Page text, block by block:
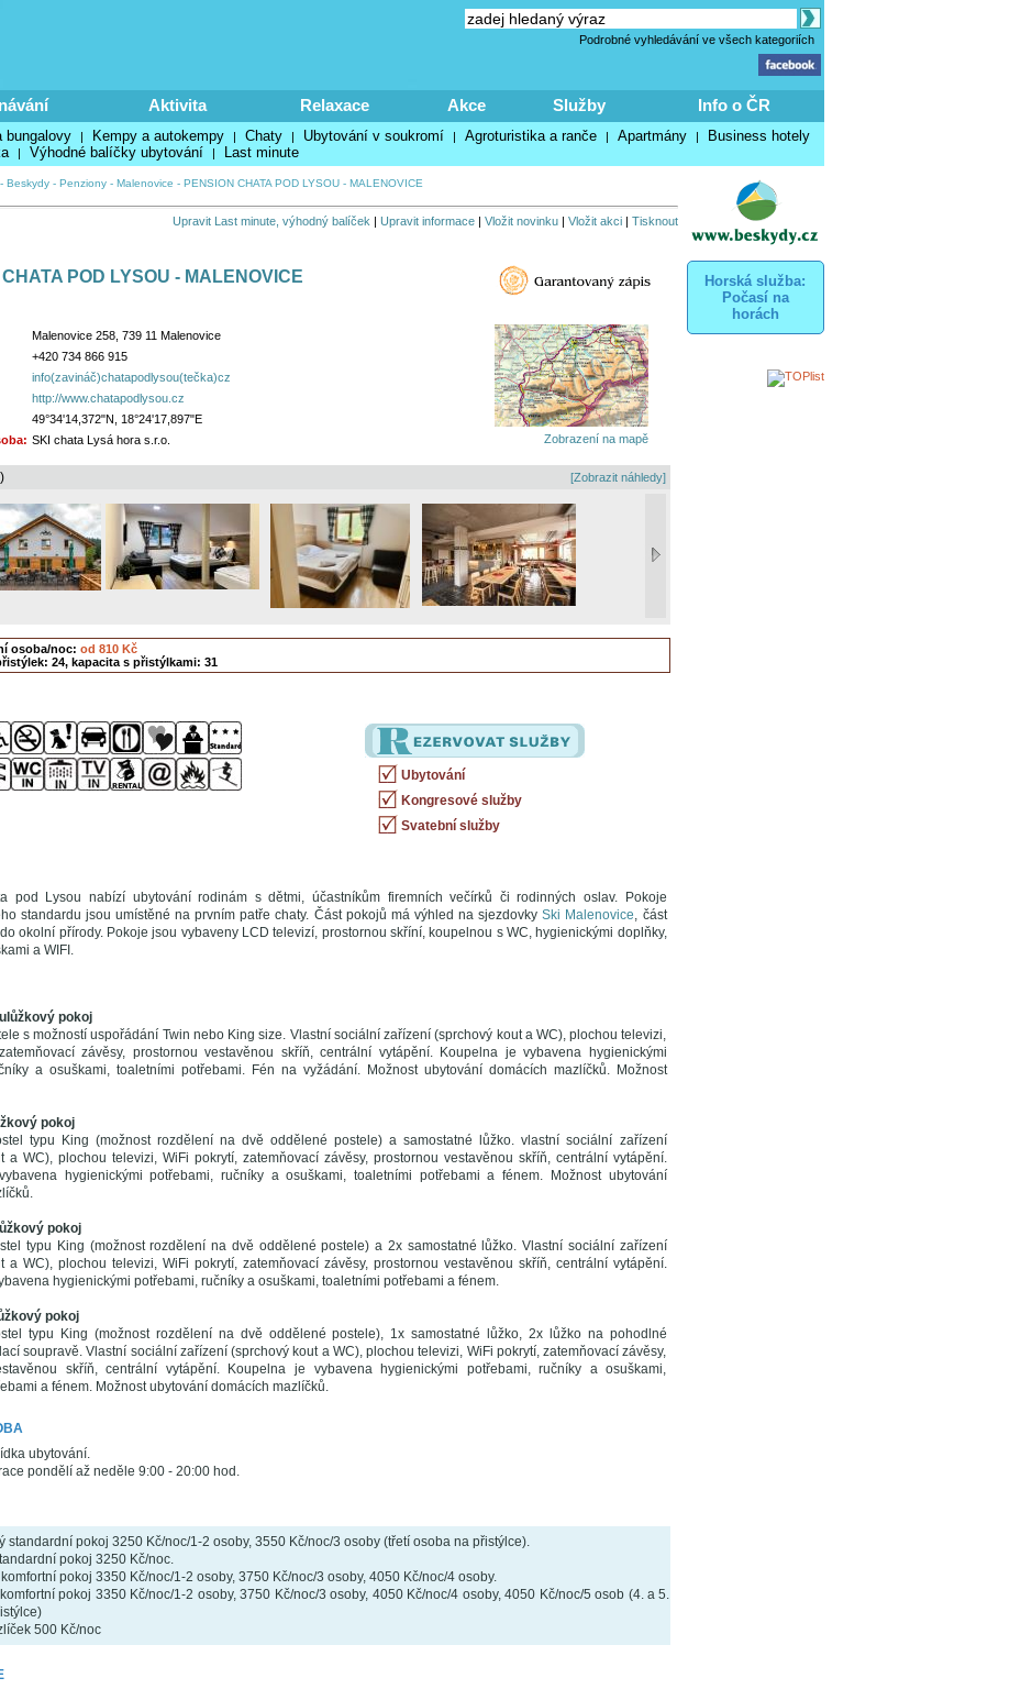
Podrobné vyhledávání ve všech kategoriích
Aktivita Relaxace Akce Služby Info o ČR
bungalovy | Kempy a autokempy | Chaty | Ubytování v soukromí | Agroturistika a ranče | Apartmány | Business hotely
| Výhodné balíčky ubytování | Last minute
Beskydy- Penziony- Malenovice - PENSION CHATA POD LYSOU - MALENOVICE
Upravit Last minute, výhodný balíček | Upravit informace| Vložit novinku| Vložit akci| Tisknout
CHATA POD LYSOU - MALENOVICE
Malenovice 258, 739 11 Malenovice
+420 734 866 915
info(zavináč)chatapodlysou(tečka)cz
http://www.chatapodlysou.cz
49°34'14,372"N, 18°24'17,897"E
SKI chata Lysá hora s.r.o. Zobrazení na mapě
[Zobrazit náhledy]
osoba/noc: od 810 Kč
24, kapacita s přistýlkami: 31
Ubytování
Kongresové služby
Svatební služby
pod Lysou nabízí ubytování rodinám s dětmi, účastníkům firemních večírků či rodinných oslav. Pokoje
standardu jsou umístěné na prvním patře chaty. Část pokojů má výhled na sjezdovkySki Malenovice, část
okolní přírody. Pokoje jsou vybaveny LCD televizí, prostornou skříní, koupelnou s WC, hygienickými doplňky,
a WIFI.
pokoj
s možností uspořádání Twin nebo King size. Vlastní sociální zařízení (sprchový kout a WC), plochou televizi,
závěsy, prostornou vestavěnou skříň, centrální vytápění. Koupelna je vybavena hygienickými
a osuškami, toaletními potřebami. Fén na vyžádání. Možnost ubytování domácích mazlíčků. Možnost
pokoj
typu King (možnost rozdělení na dvě oddělené postele) a samostatné lůžko. vlastní sociální zařízení
a WC), plochou televizi, WiFi pokrytí, zatemňovací závěsy, prostornou vestavěnou skříň, centrální vytápění.
hygienickými potřebami, ručníky a osuškami, toaletními potřebami a fénem. Možnost ubytování
pokoj
typu King (možnost rozdělení na dvě oddělené postele) a 2x samostatné lůžko. Vlastní sociální zařízení
a WC), plochou televizi, WiFi pokrytí, zatemňovací závěsy, prostornou vestavěnou skříň, centrální vytápění.
hygienickými potřebami, ručníky a osuškami, toaletními potřebami a fénem.
pokoj
typu King (možnost rozdělení na dvě oddělené postele), 1x samostatné lůžko, 2x lůžko na pohodlné
soupravě. Vlastní sociální zařízení (sprchový kout a WC), plochou televizi, WiFi pokrytí, zatemňovací závěsy,
skříň, centrální vytápění. Koupelna je vybavena hygienickými potřebami, ručníky a osuškami,
a fénem. Možnost ubytování domácích mazlíčků.
ubytování.
pondělí až neděle 9:00 - 20:00 hod.
standardní pokoj 3250 Kč/noc/1-2 osoby, 3550 Kč/noc/3 osoby (třetí osoba na přistýlce).
pokoj 3250 Kč/noc.
pokoj 3350 Kč/noc/1-2 osoby, 3750 Kč/noc/3 osoby, 4050 Kč/noc/4 osoby.
pokoj 3350 Kč/noc/1-2 osoby, 3750 Kč/noc/3 osoby, 4050 Kč/noc/4 osoby, 4050 Kč/noc/5 osob (4. a 5.
500 Kč/noc
Horská služba:
Počasí na
horách